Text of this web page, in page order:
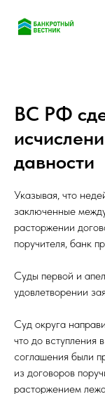
ВС РФ
давности
Указывая, что
заключенные
расторжении
поручителя, банк
Суды первой и
удовлетворении
Суд округа
что до вступления
соглашения были
из договоров
расторжением